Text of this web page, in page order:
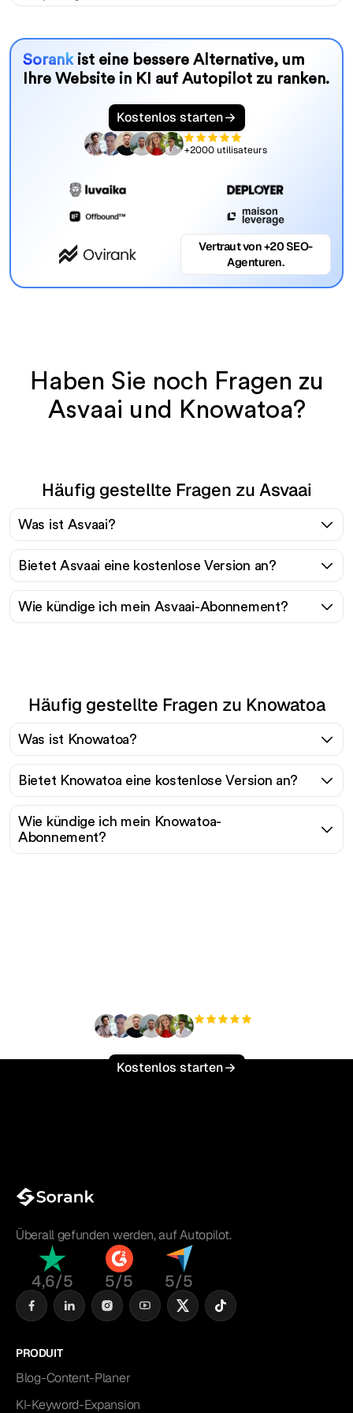
Sorankist eine bessere Alternative, um
Ihre Website in KI auf Autopilot zu ranken.
Kostenlos starten
+2000 utilisateurs
Vertraut von +20 SEO-
Agenturen.
Haben Sie noch Fragen zu
Asvaai und Knowatoa?
Häufig gestellte Fragen zu Asvaai
Was ist Asvaai?
Bietet Asvaai eine kostenlose Version an?
Wie kündige ich mein Asvaai-Abonnement?
Häufig gestellte Fragen zu Knowatoa
Was ist Knowatoa?
Bietet Knowatoa eine kostenlose Version an?
Wie kündige ich mein Knowatoa-
Abonnement?
Kostenlos starten
Überall gefunden werden, auf Autopilot.
4,6/5 5/5 5/5
PRODUIT
Blog-Content-Planer
KI-Keyword-Expansion